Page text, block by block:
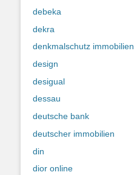
debeka
dekra
denkmalschutz immobilien
design
desigual
dessau
deutsche bank
deutscher immobilien
din
dior online